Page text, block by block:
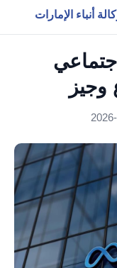
أنباء الإمارات
وجيز